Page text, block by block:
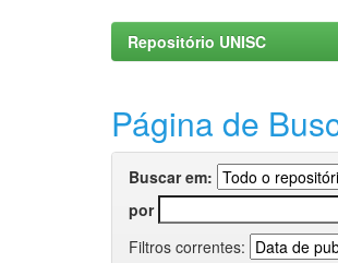
Repositório UNISC
Página de
Buscar em:
por
Filtros correntes: